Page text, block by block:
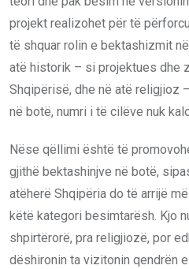
projekt realizohet për të
të shquar rolin e bektashizmit
atë historik – si projektues dhe
Shqipërisë, dhe në atë religjioz
në botë, numri i të cilëve nuk
Nëse qëllimi është të
gjithë bektashinjve në botë,
atëherë Shqipëria do të arrijë
këtë kategori besimtarësh. Kjo
shpirtërorë, pra religjiozë, por
dëshironin ta vizitonin qendrën